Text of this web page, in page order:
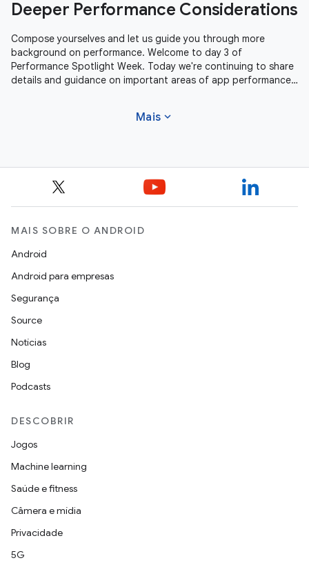
Deeper Performance Considerations
Compose yourselves and let us guide you through more
background on performance. Welcome to day 3 of
Performance Spotlight Week. Today we're continuing to share
details and guidance on important areas of app performance.
Mais expand_more
MAIS SOBRE O ANDROID
Android
Android para empresas
Segurança
Source
Notícias
Blog
Podcasts
DESCOBRIR
Jogos
Machine learning
Saúde e fitness
Câmera e mídia
Privacidade
5G